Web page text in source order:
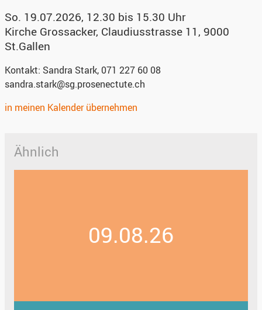
So. 19.07.2026, 12.30 bis 15.30 Uhr
Kirche Grossacker, Claudiusstrasse 11, 9000
St.Gallen
Kontakt: Sandra Stark, 071 227 60 08
sandra.stark@sg.prosenectute.ch
in meinen Kalender übernehmen
Ähnlich
09.08.26